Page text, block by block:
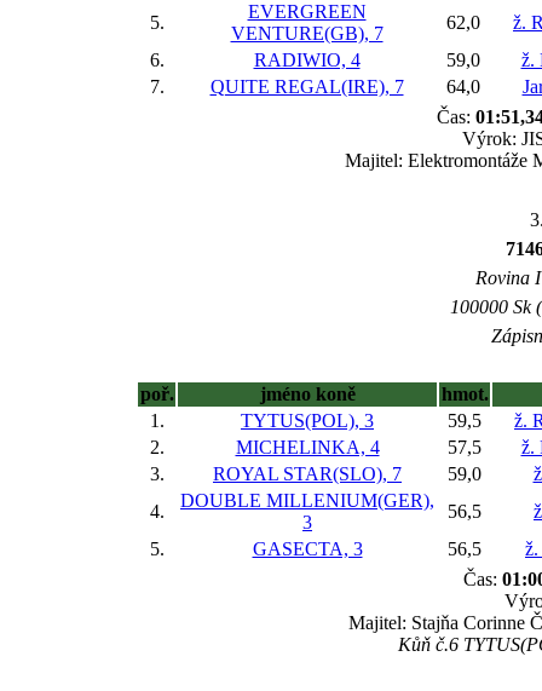
5.
EVERGREEN
VENTURE(GB), 7
62,0
ž.
6.
RADIWIO, 4 59,0
ž.
7.
QUITE REGAL(IRE), 7 64,0
Čas:
Výrok:
Majitel: Elektromontáže
Rovina
100000 Sk
poř. jméno koně
hmot.
1.
TYTUS(POL), 3 59,5
ž.
2.
MICHELINKA, 4 57,5
ž.
3.
ROYAL STAR(SLO), 7 59,0
4.
DOUBLE MILLENIUM(GER),
3
56,5
5.
GASECTA, 3 56,5
ž.
Čas:
Majitel: Stajňa Corinne
Kůň č.6